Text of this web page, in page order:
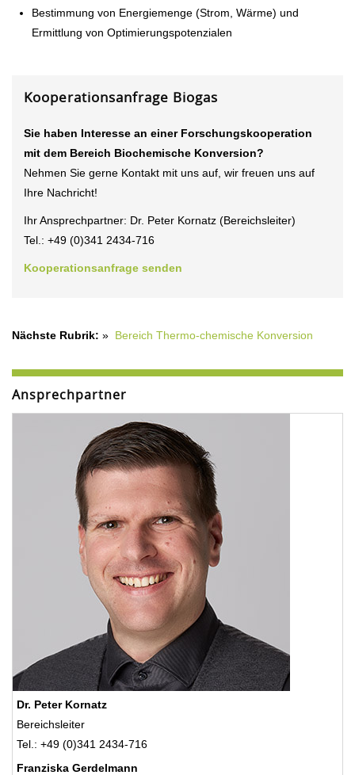
Bestimmung von Energiemenge (Strom, Wärme) und
Ermittlung von Optimierungspotenzialen
Kooperationsanfrage Biogas
Sie haben Interesse an einer Forschungskooperation
mit dem Bereich Biochemische Konversion?
Nehmen Sie gerne Kontakt mit uns auf, wir freuen uns auf
Ihre Nachricht!
Ihr Ansprechpartner: Dr. Peter Kornatz (Bereichsleiter)
Tel.: +49 (0)341 2434-716
Kooperationsanfrage senden
Nächste Rubrik: » Bereich Thermo-chemische Konversion
Ansprechpartner
Dr. Peter Kornatz
Bereichsleiter
Tel.: +49 (0)341 2434-716
Franziska Gerdelmann